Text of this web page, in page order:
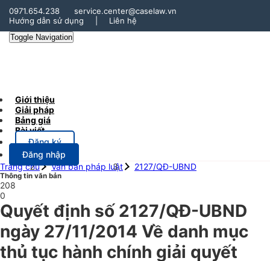
0971.654.238
service.center@caselaw.vn
Hướng dẫn sử dụng
Liên hệ
Toggle Navigation
Giới thiệu
Giải pháp
Bảng giá
Bài viết
Đăng ký
Đăng nhập
Trang chủ
Văn bản pháp luật 2127/QĐ-UBND
Thông tin văn bản
208
0
Quyết định số 2127/QĐ-UBND
ngày 27/11/2014 Về danh mục
thủ tục hành chính giải quyết